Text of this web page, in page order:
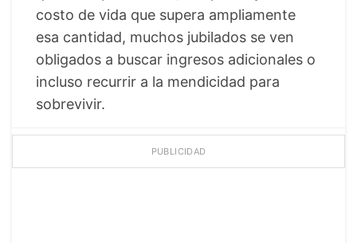
costo de vida que supera ampliamente
esa cantidad, muchos jubilados se ven
obligados a buscar ingresos adicionales o
incluso recurrir a la mendicidad para
sobrevivir.
PUBLICIDAD